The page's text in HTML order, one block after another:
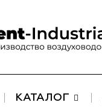
КАТАЛОГ